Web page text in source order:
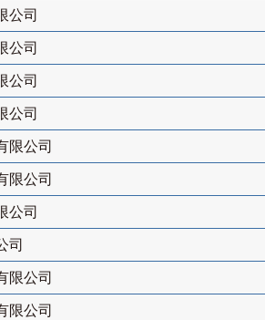
公司
公司
公司
公司
限公司
限公司
公司
司
限公司
限公司